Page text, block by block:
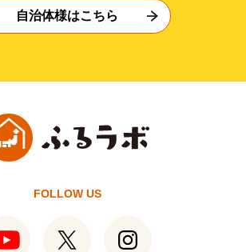
自治体様はこちら
FOLLOW US